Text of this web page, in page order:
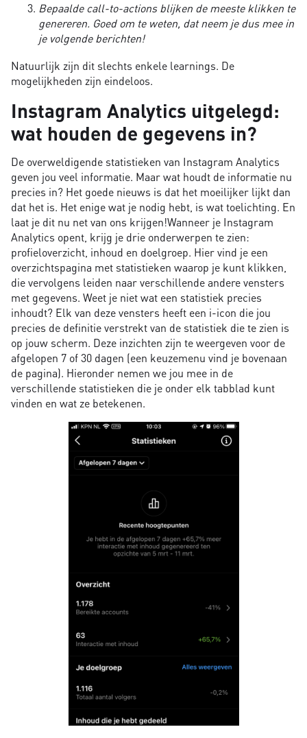
Bepaalde call-to-actions blijken de meeste klikken te
genereren. Goed om te weten, dat neem je dus mee in
je volgende berichten!
Natuurlijk zijn dit slechts enkele learnings. De
mogelijkheden zijn eindeloos.
Instagram Analytics uitgelegd:
wat houden de gegevens in?
De overweldigende statistieken van Instagram Analytics
geven jou veel informatie. Maar wat houdt de informatie nu
precies in? Het goede nieuws is dat het moeilijker lijkt dan
dat het is. Het enige wat je nodig hebt, is wat toelichting. En
laat je dit nu net van ons krijgen!Wanneer je Instagram
Analytics opent, krijg je drie onderwerpen te zien:
profieloverzicht, inhoud en doelgroep. Hier vind je een
overzichtspagina met statistieken waarop je kunt klikken,
die vervolgens leiden naar verschillende andere vensters
met gegevens. Weet je niet wat een statistiek precies
inhoudt? Elk van deze vensters heeft een i-icon die jou
precies de definitie verstrekt van de statistiek die te zien is
op jouw scherm. Deze inzichten zijn te weergeven voor de
afgelopen 7 of 30 dagen (een keuzemenu vind je bovenaan
de pagina). Hieronder nemen we jou mee in de
verschillende statistieken die je onder elk tabblad kunt
vinden en wat ze betekenen.